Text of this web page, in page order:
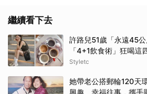
繼續看下去
許路兒51歲「永遠45
「4+1飲食術」狂喝這
Styletc
她帶老公搭郵輪120天